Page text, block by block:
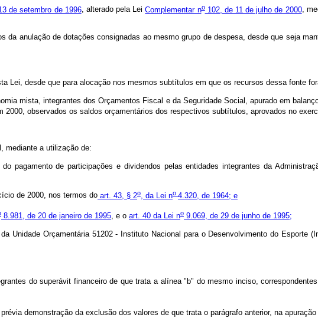
de setembro de 1996, alterado pela LeiComplementar no102, de 11 de julho de 2000,
anulação de dotações consignadas ao mesmo grupo de despesa, desde que seja
Lei, desde que para alocação nos mesmos subtítulos em que os recursos dessa fonte
mista, integrantes dos Orçamentos Fiscal e da Seguridade Social, apurado em
2000, observados os saldos orçamentários dos respectivos subtítulos, aprovados no
mediante a utilização de:
pagamento de participações e dividendos pelas entidades integrantes da
de 2000, nos termos do art. 43, § 2o , da Lei no 4.320, de 1964; e
8.981, de 20 de janeiro de 1995, e o art. 40 da Lei no 9.069, de 29 de junho de 1995;
Unidade Orçamentária 51202 - Instituto Nacional para o Desenvolvimento do Esporte
do superávit financeiro de que trata a alínea "b" do mesmo inciso,
demonstração da exclusão dos valores de que trata o parágrafo anterior, na